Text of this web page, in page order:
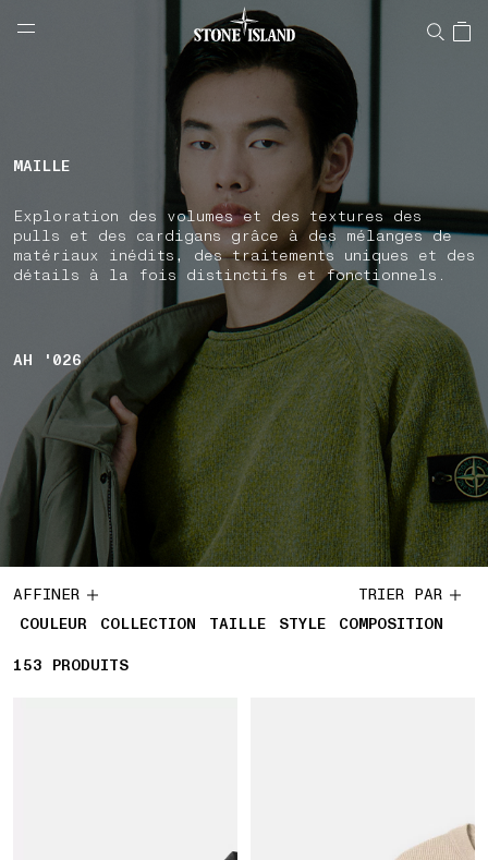
NAVIGATION.ARIA.GOTOMAINCONTENT
LABEL.SHOPPINGCOUNTRY FRANCE
MAILLE
Exploration des volumes et des textures des
pulls et des cardigans grâce à des mélanges de
matériaux inédits, des traitements uniques et des
détails à la fois distinctifs et fonctionnels.
AH '026
AFFINER
COULEUR
COLLECTION TAILLE STYLE COMPOSITION
TRIER PAR
153 153 PRODUITS
PRODUITS